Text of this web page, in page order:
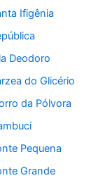
Ifigênia
Deodoro
do Glicério
da Pólvora
Pequena
Grande